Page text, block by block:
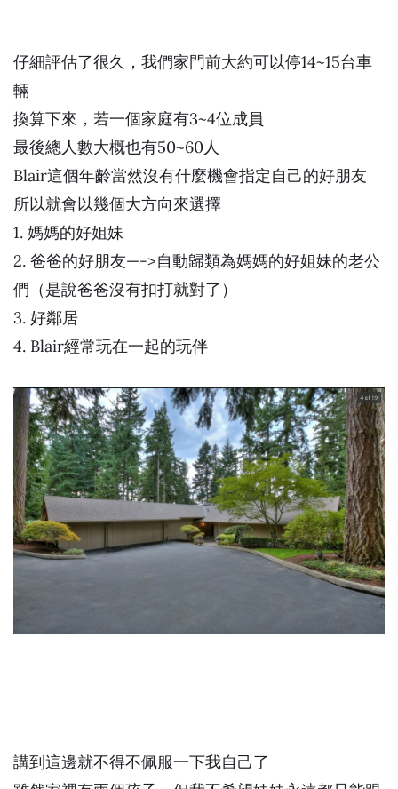
仔細評估了很久，我們家門前大約可以停14~15台車
輛
換算下來，若一個家庭有3~4位成員
最後總人數大概也有50~60人
Blair這個年齡當然沒有什麼機會指定自己的好朋友
所以就會以幾個大方向來選擇
1. 媽媽的好姐妹
2. 爸爸的好朋友—->自動歸類為媽媽的好姐妹的老公
們（是說爸爸沒有扣打就對了）
3. 好鄰居
4. Blair經常玩在一起的玩伴
講到這邊就不得不佩服一下我自己了